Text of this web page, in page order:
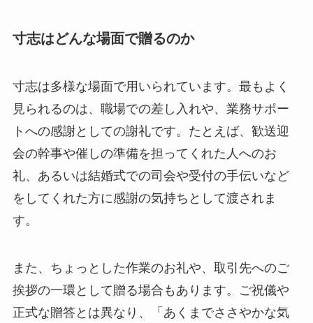
寸志はどんな場面で贈るのか
寸志は多様な場面で用いられています。最もよく
見られるのは、職場での差し入れや、業務サポー
トへの感謝としての謝礼です。たとえば、歓送迎
会の幹事や催しの準備を担ってくれた人へのお
礼、あるいは結婚式での司会や受付の手伝いなど
をしてくれた方に感謝の気持ちとして渡されま
す。
また、ちょっとした作業のお礼や、取引先へのご
挨拶の一環として贈る場合もあります。ご祝儀や
正式な贈答とは異なり、「あくまでささやかな気